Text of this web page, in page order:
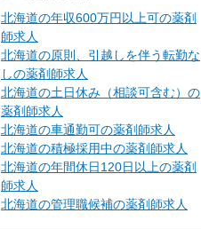
北海道の年収600万円以上可の薬剤
師求人
北海道の原則、引越しを伴う転勤な
しの薬剤師求人
北海道の土日休み（相談可含む）の
薬剤師求人
北海道の車通勤可の薬剤師求人
北海道の積極採用中の薬剤師求人
北海道の年間休日120日以上の薬剤
師求人
北海道の管理職候補の薬剤師求人